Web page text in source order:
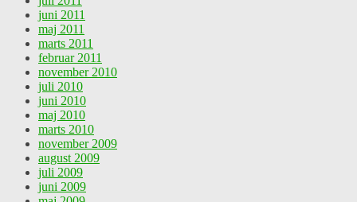
juni 2011
maj 2011
marts 2011
februar 2011
november 2010
juli 2010
juni 2010
maj 2010
marts 2010
november 2009
august 2009
juli 2009
juni 2009